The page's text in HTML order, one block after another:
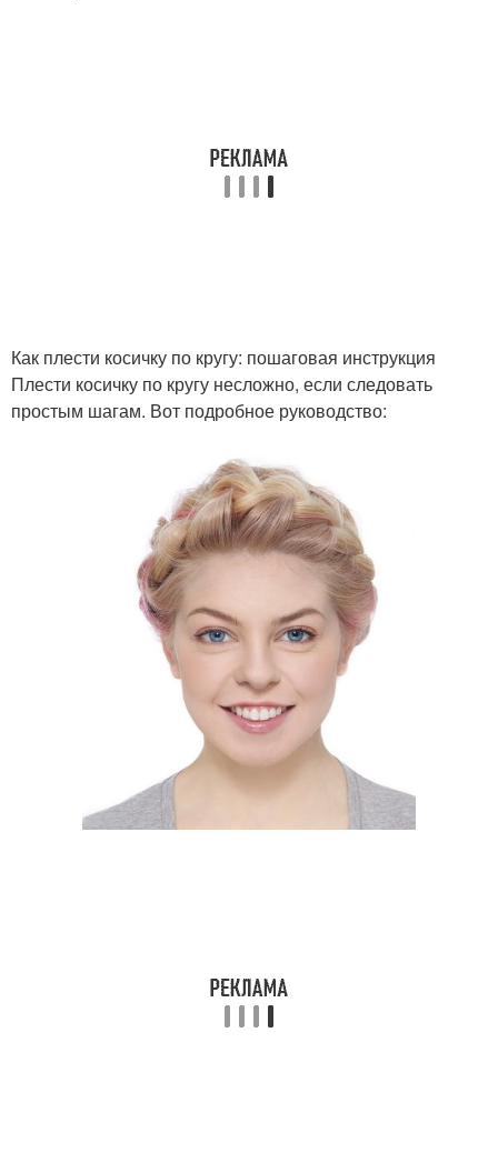
Прическа в греческом
стиле
Детские прически
Прически для девушек Вечерние прически
Прически на длинные
волосы
Прически в домашних
условиях
Прически в детский сад
Как плести косичку по кругу: пошаговая инструкция
Плести косичку по кругу несложно, если следовать
простым шагам. Вот подробное руководство: